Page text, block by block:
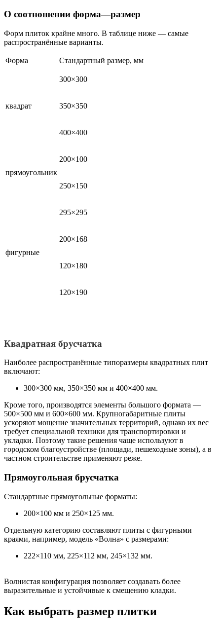
О соотношении форма—размер
Форм плиток крайне много. В таблице ниже — самые
распространённые варианты.
Форма Стандартный размер, мм
квадрат
300×300
350×350
400×400
прямоугольник
200×100
250×150
фигурные
295×295
200×168
120×180
120×190
Квадратная брусчатка
Наиболее распространённые типоразмеры квадратных плит
включают:
300×300 мм, 350×350 мм и 400×400 мм.
Кроме того, производятся элементы большого формата —
500×500 мм и 600×600 мм. Крупногабаритные плиты
ускоряют мощение значительных территорий, однако их вес
требует специальной техники для транспортировки и
укладки. Поэтому такие решения чаще используют в
городском благоустройстве (площади, пешеходные зоны), а в
частном строительстве применяют реже.
Прямоугольная брусчатка
Стандартные прямоугольные форматы:
200×100 мм и 250×125 мм.
Отдельную категорию составляют плиты с фигурными
краями, например, модель «Волна» с размерами:
222×110 мм, 225×112 мм, 245×132 мм.
Волнистая конфигурация позволяет создавать более
выразительные и устойчивые к смещению кладки.
Как выбрать размер плитки